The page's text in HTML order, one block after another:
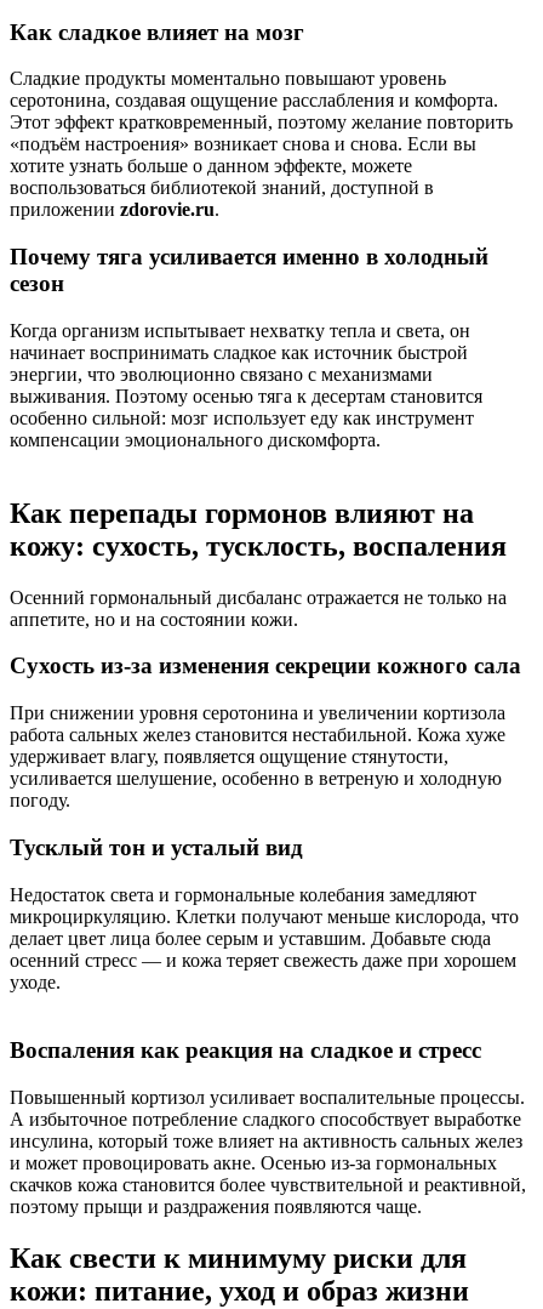
Как сладкое влияет на мозг
Сладкие продукты моментально повышают уровень
серотонина, создавая ощущение расслабления и комфорта.
Этот эффект кратковременный, поэтому желание повторить
«подъём настроения» возникает снова и снова. Если вы
хотите узнать больше о данном эффекте, можете
воспользоваться библиотекой знаний, доступной в
приложении zdorovie.ru.
Почему тяга усиливается именно в холодный
сезон
Когда организм испытывает нехватку тепла и света, он
начинает воспринимать сладкое как источник быстрой
энергии, что эволюционно связано с механизмами
выживания. Поэтому осенью тяга к десертам становится
особенно сильной: мозг использует еду как инструмент
компенсации эмоционального дискомфорта.
Как перепады гормонов влияют на
кожу: сухость, тусклость, воспаления
Осенний гормональный дисбаланс отражается не только на
аппетите, но и на состоянии кожи.
Сухость из-за изменения секреции кожного сала
При снижении уровня серотонина и увеличении кортизола
работа сальных желез становится нестабильной. Кожа хуже
удерживает влагу, появляется ощущение стянутости,
усиливается шелушение, особенно в ветреную и холодную
погоду.
Тусклый тон и усталый вид
Недостаток света и гормональные колебания замедляют
микроциркуляцию. Клетки получают меньше кислорода, что
делает цвет лица более серым и уставшим. Добавьте сюда
осенний стресс — и кожа теряет свежесть даже при хорошем
уходе.
Воспаления как реакция на сладкое и стресс
Повышенный кортизол усиливает воспалительные процессы.
А избыточное потребление сладкого способствует выработке
инсулина, который тоже влияет на активность сальных желез
и может провоцировать акне. Осенью из-за гормональных
скачков кожа становится более чувствительной и реактивной,
поэтому прыщи и раздражения появляются чаще.
Как свести к минимуму риски для
кожи: питание, уход и образ жизни